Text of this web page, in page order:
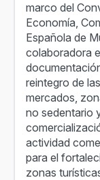
marco del
Economía,
Española de
colaboradora
reintegro de
mercados,
no sedentario
actividad
para el
zonas